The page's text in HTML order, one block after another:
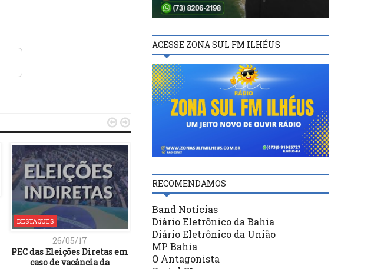
DESTAQUES
26/05/17
PEC das Eleições Diretas em
caso de vacância da
DESTAQUES
12/03/25
TSE ATUALIZA RESULTADOS
DAS ELEIÇÕES DE 2024 EM
 
ACESSE ZONA SUL FM ILHÉUS
RECOMENDAMOS
Band Notícias
Diário Eletrônico da Bahia
Diário Eletrônico da União
MP Bahia
O Antagonista